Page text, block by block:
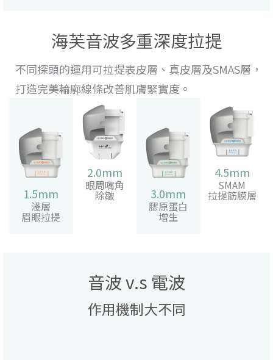
海芙音波多重深度拉提
不同探頭的運用可拉提表皮層、真皮層及SMAS層，
打造完美輪廓線條改善肌膚緊實度。
1.5mm
淺層
眉眼拉提
2.0mm
眼周嘴角
除皺 3.0mm
膠原蛋白
增生
4.5mm
SMAM
拉提筋膜層
音波 v.s 電波
作用機制大不同